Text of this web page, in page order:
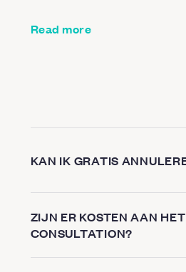
Read more
KAN IK GRATIS
ZIJN ER KOSTEN AAN
CONSULTATION?